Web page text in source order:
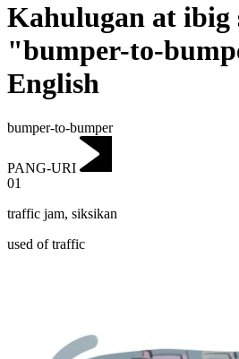
Kahulugan at ibig
"bumper-to-
English
bumper-to-bumper
PANG-URI
01
traffic jam, siksikan
used of traffic